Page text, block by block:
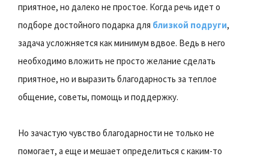
приятное, но далеко не простое. Когда речь идет о
подборе достойного подарка для близкой подруги,
задача усложняется как минимум вдвое. Ведь в него
необходимо вложить не просто желание сделать
приятное, но и выразить благодарность за теплое
общение, советы, помощь и поддержку.
Но зачастую чувство благодарности не только не
помогает, а еще и мешает определиться с каким-то